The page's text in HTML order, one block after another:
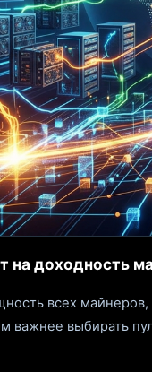
на доходность
всех
выбирать